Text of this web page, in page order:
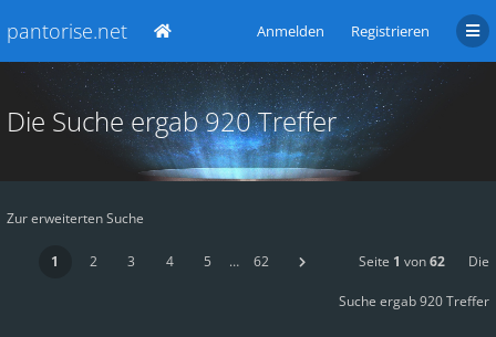
pantorise.net Anmelden Registrieren
Die Suche ergab 920 Treffer
Zur erweiterten Suche
1 2 3 4 5 … 62 Seite 1 von62 Die
Suche ergab 920 Treffer